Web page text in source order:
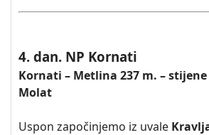
4. dan. NP Kornati
Kornati – Metlina 237 m. –
Molat
Uspon započinjemo iz uvale